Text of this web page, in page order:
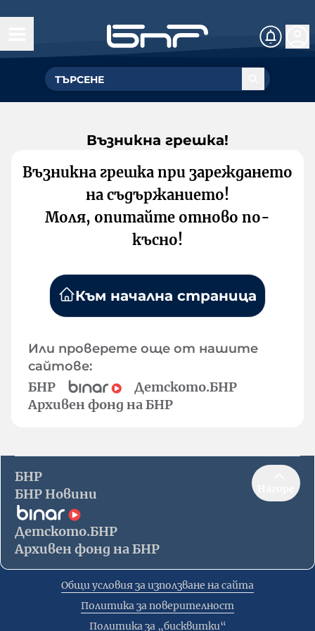
Възникна грешка!
Възникна грешка при зареждането
на съдържанието!
Моля, опитайте отново по-
късно!
Към начална страница
Или проверете още от нашите
сайтове:
БНР
Детското.БНР
Архивен фонд на БНР
БНР
БНР Новини
Детското.БНР
Архивен фонд на БНР
Общи условия за използване на сайта
Политика за поверителност
Политика за „бисквитки“